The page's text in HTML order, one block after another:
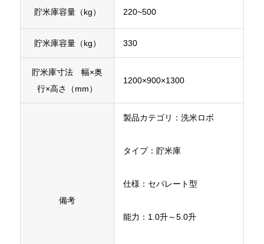
貯米庫容量（kg） 220~500
貯米庫容量（kg） 330
貯米庫寸法 幅×奥
行×高さ（mm）
1200×900×1300
備考
製品カテゴリ：洗米ロボ
タイプ：貯米庫
仕様：セパレート型
能力：1.0升～5.0升